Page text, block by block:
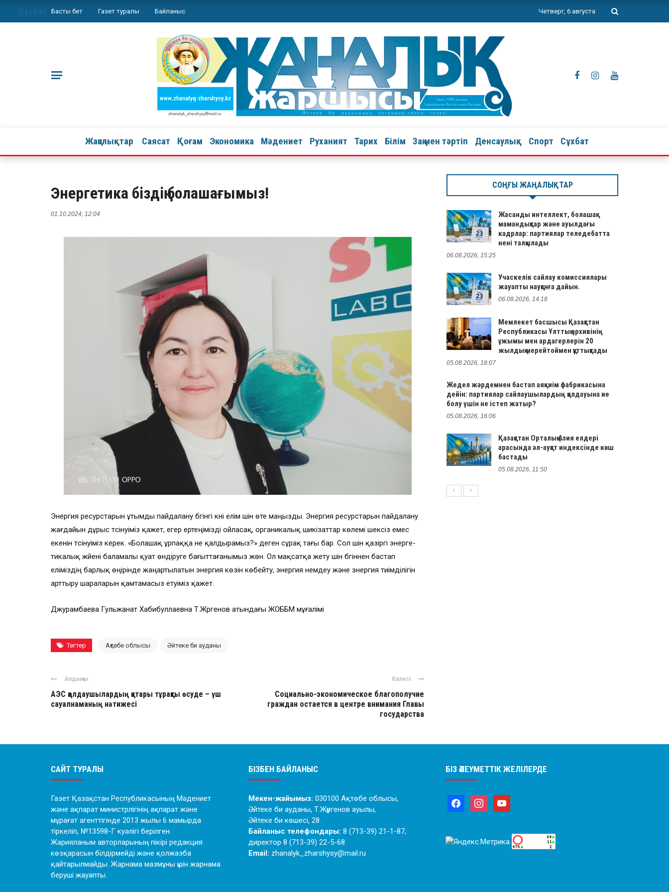
Басты бет Газет туралы Байланыс Четверг, 6 августа
Жаңалықтар Саясат Қоғам Экономика Мәдениет Руханият Тарих Білім Заң мен тәртіп Денсаулық Спорт Сұхбат
Энергетика біздің болашағымыз!
01.10.2024, 12:04
Энергия ресурстарын ұтымды пайдалану бүгінгі күні елім үшін өте маңызды. Энергия ресурстарын пайдалану
жағдайын дұрыс түсінуіміз қажет, егер ертеңiмiздi ой­ласақ, органикалық шикiзаттар кө­лемі шексiз емес
екенiн түсi­нуiмiз керек. «Болашақ ұрпаққа не қалдырамыз?» деген сұрақ та­ғы бар. Сол үшін қазіргі энерге­
тикалық жүйенi баламалы қуат өндiруге бағыттағанымыз жөн. Ол мақ­сатқа жету үшін бүгіннен бас­тап
еліміздің барлық өңірінде жаңартылатын энергия көзін көбейту, энергия үнемдеу және энергия тиімділігін
арттыру ша­ра­ларын қамтамасыз етуіміз қажет.
Джурамбаева Гульжанат Хабибуллаевна Т.Жүргенов атындағы ЖОББМ мұғалімі
Тегтер Ақтөбе облысы Әйтеке би ауданы
Алдыңғы
АЭС қолдаушылардың қатары тұрақты өсуде – үш
сауалнаманың нәтижесі
Келесі
Социально-экономическое благополучие
граждан остается в центре внимания Главы
государства
СОҢҒЫ ЖАҢАЛЫҚТАР
Жасанды интеллект, болашақ
мамандықтар және ауылдағы
кадрлар: партиялар теледебатта
нені талқылады
06.08.2026, 15:25
Учаскелік сайлау комиссиялары
жауапты науқанға дайын.
06.08.2026, 14:18
Мемлекет басшысы Қазақстан
Республикасы Ұлттық архивінің
ұжымы мен ардагерлерін 20
жылдық мерейтоймен құттықтады
05.08.2026, 18:07
Жедел жәрдемнен бастап аяқкиім фабрикасына
дейін: партиялар сайлаушылардың қолдауына ие
болу үшін не істеп жатыр?
05.08.2026, 16:06
Қазақстан Орталық Азия елдері
арасында әл-ауқат индексінде көш
бастады
05.08.2026, 11:50
САЙТ ТУРАЛЫ
Газет Қазақстан Республикасының Мәдениет
және ақпарат министрлігінің ақпарат және
мұрағат агенттігінде 2013 жылы 6 мамырда
тіркеліп, №13598-Г куәлігі берілген.
Жарияланым авторларының пікірі редакция
көзқарасын білдірмейді және қолжазба
қайтарылмайды. Жарнама мазмұны үшін жарнама
беруші жауапты.
БІЗБЕН БАЙЛАНЫС
Мекен-жайымыз: 030100 Ақтөбе облысы,
Әйтеке би ауданы, Т.Жүргенов ауылы,
Әйтеке би көшесі, 28.
Байланыс телефондары: 8 (713-39) 21-1-87,
директор 8 (713-39) 22-5-68
Email: zhanalyk_zharshysy@mail.ru
БІЗ ӘЛЕУМЕТТІК ЖЕЛІЛЕРДЕ